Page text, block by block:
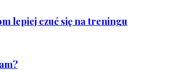
lepiej czuć się na treningu